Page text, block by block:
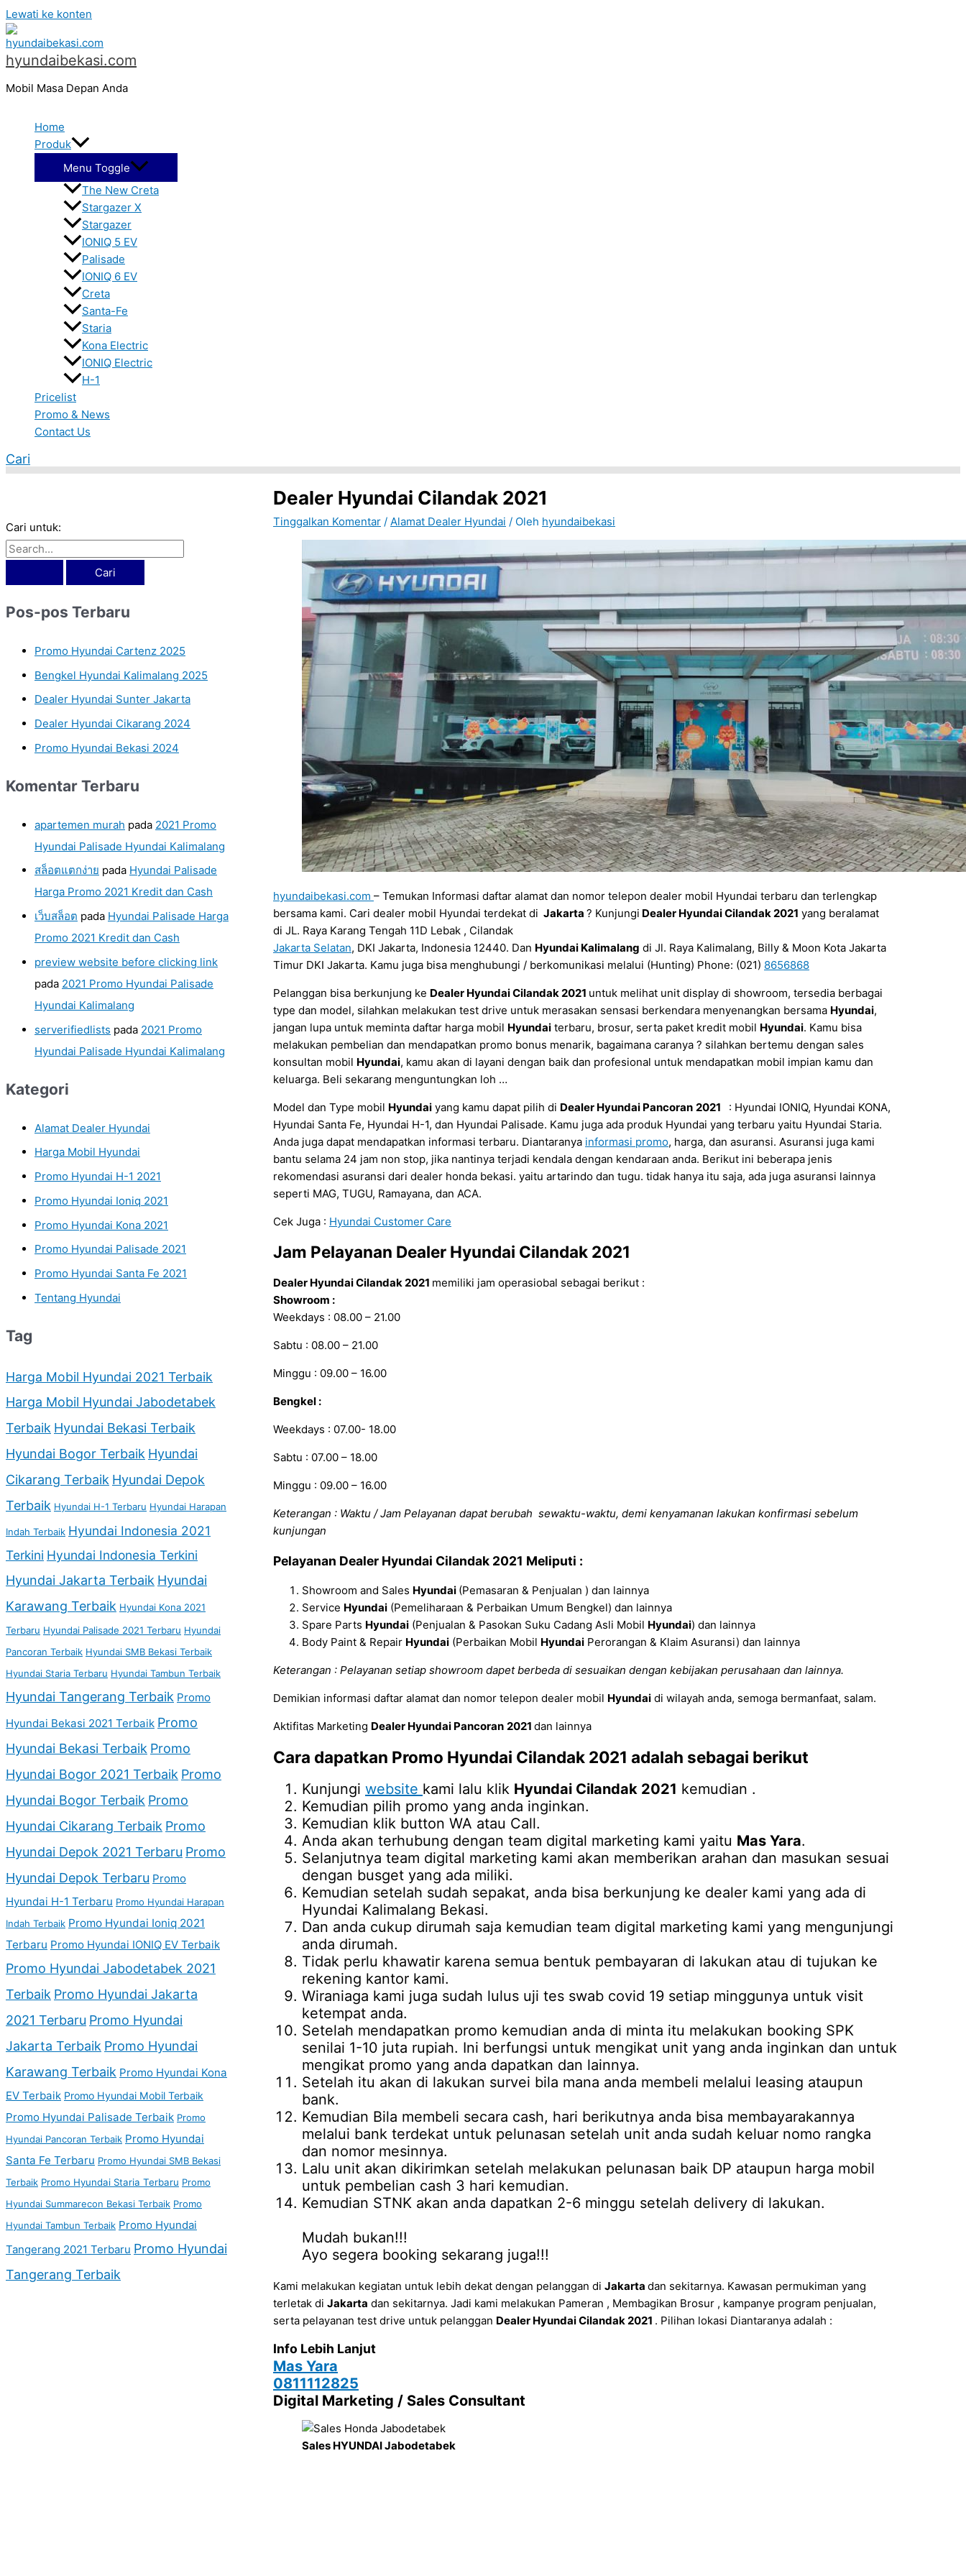
Lewati ke konten
hyundaibekasi.com
Mobil Masa Depan Anda
Home
Produk
Menu Toggle
The New Creta
Stargazer X
Stargazer
IONIQ 5 EV
Palisade
IONIQ 6 EV
Creta
Santa-Fe
Staria
Kona Electric
IONIQ Electric
H-1
Pricelist
Promo & News
Contact Us
Cari
Cari untuk:
Pos-pos Terbaru
Promo Hyundai Cartenz 2025
Bengkel Hyundai Kalimalang 2025
Dealer Hyundai Sunter Jakarta
Dealer Hyundai Cikarang 2024
Promo Hyundai Bekasi 2024
Komentar Terbaru
apartemen murah pada 2021 Promo
Hyundai Palisade Hyundai Kalimalang
สล็อตแตกง่าย pada Hyundai Palisade
Harga Promo 2021 Kredit dan Cash
เว็บสล็อต pada Hyundai Palisade Harga
Promo 2021 Kredit dan Cash
preview website before clicking link
pada 2021 Promo Hyundai Palisade
Hyundai Kalimalang
serverifiedlists pada 2021 Promo
Hyundai Palisade Hyundai Kalimalang
Kategori
Alamat Dealer Hyundai
Harga Mobil Hyundai
Promo Hyundai H-1 2021
Promo Hyundai Ioniq 2021
Promo Hyundai Kona 2021
Promo Hyundai Palisade 2021
Promo Hyundai Santa Fe 2021
Tentang Hyundai
Tag
Harga Mobil Hyundai 2021 Terbaik
Harga Mobil Hyundai Jabodetabek
Terbaik Hyundai Bekasi Terbaik
Hyundai Bogor Terbaik Hyundai
Cikarang Terbaik Hyundai Depok
Terbaik Hyundai H-1 Terbaru Hyundai Harapan
Indah Terbaik Hyundai Indonesia 2021
Terkini Hyundai Indonesia Terkini
Hyundai Jakarta Terbaik Hyundai
Karawang Terbaik Hyundai Kona 2021
Terbaru Hyundai Palisade 2021 Terbaru Hyundai
Pancoran Terbaik Hyundai SMB Bekasi Terbaik
Hyundai Staria Terbaru Hyundai Tambun Terbaik
Hyundai Tangerang Terbaik Promo
Hyundai Bekasi 2021 Terbaik Promo
Hyundai Bekasi Terbaik Promo
Hyundai Bogor 2021 Terbaik Promo
Hyundai Bogor Terbaik Promo
Hyundai Cikarang Terbaik Promo
Hyundai Depok 2021 Terbaru Promo
Hyundai Depok Terbaru Promo
Hyundai H-1 Terbaru Promo Hyundai Harapan
Indah Terbaik Promo Hyundai Ioniq 2021
Terbaru Promo Hyundai IONIQ EV Terbaik
Promo Hyundai Jabodetabek 2021
Terbaik Promo Hyundai Jakarta
2021 Terbaru Promo Hyundai
Jakarta Terbaik Promo Hyundai
Karawang Terbaik Promo Hyundai Kona
EV Terbaik Promo Hyundai Mobil Terbaik
Promo Hyundai Palisade Terbaik Promo
Hyundai Pancoran Terbaik Promo Hyundai
Santa Fe Terbaru Promo Hyundai SMB Bekasi
Terbaik Promo Hyundai Staria Terbaru Promo
Hyundai Summarecon Bekasi Terbaik Promo
Hyundai Tambun Terbaik Promo Hyundai
Tangerang 2021 Terbaru Promo Hyundai
Tangerang Terbaik
Dealer Hyundai Cilandak 2021
Tinggalkan Komentar / Alamat Dealer Hyundai / Oleh hyundaibekasi
hyundaibekasi.com – Temukan Informasi daftar alamat dan nomor telepon dealer mobil Hyundai terbaru dan terlengkap
bersama kami. Cari dealer mobil Hyundai terdekat di Jakarta ? Kunjungi Dealer Hyundai Cilandak 2021 yang beralamat
di JL. Raya Karang Tengah 11D Lebak , Cilandak
Jakarta Selatan, DKI Jakarta, Indonesia 12440. Dan Hyundai Kalimalang di Jl. Raya Kalimalang, Billy & Moon Kota Jakarta
Timur DKI Jakarta. Kamu juga bisa menghubungi / berkomunikasi melalui (Hunting) Phone: (021) 8656868
Pelanggan bisa berkunjung ke Dealer HyundaiCilandak 2021 untuk melihat unit display di showroom, tersedia berbagai
type dan model, silahkan melakukan test drive untuk merasakan sensasi berkendara menyenangkan bersama Hyundai,
jangan lupa untuk meminta daftar harga mobil Hyundai terbaru, brosur, serta paket kredit mobil Hyundai. Kamu bisa
melakukan pembelian dan mendapatkan promo bonus menarik, bagaimana caranya ? silahkan bertemu dengan sales
konsultan mobil Hyundai, kamu akan di layani dengan baik dan profesional untuk mendapatkan mobil impian kamu dan
keluarga. Beli sekarang menguntungkan loh …
Model dan Type mobil Hyundai yang kamu dapat pilih di Dealer Hyundai Pancoran 2021
: Hyundai IONIQ, Hyundai KONA,
Hyundai Santa Fe, Hyundai H-1, dan Hyundai Palisade. Kamu juga ada produk Hyundai yang terbaru yaitu Hyundai Staria.
Anda juga dapat mendapatkan informasi terbaru. Diantaranya informasi promo, harga, dan asuransi. Asuransi juga kami
bantu selama 24 jam non stop, jika nantinya terjadi kendala dengan kendaraan anda. Berikut ini beberapa jenis
rekomendasi asuransi dari dealer honda bekasi. yaitu artarindo dan tugu. tidak hanya itu saja, ada juga asuransi lainnya
seperti MAG, TUGU, Ramayana, dan ACA.
Cek Juga : Hyundai Customer Care
Jam Pelayanan Dealer Hyundai Cilandak 2021
Dealer Hyundai Cilandak2021 memiliki jam operasiobal sebagai berikut :
Showroom :
Weekdays : 08.00 – 21.00
Sabtu : 08.00 – 21.00
Minggu : 09.00 – 16.00
Bengkel :
Weekdays : 07.00- 18.00
Sabtu : 07.00 – 18.00
Minggu : 09.00 – 16.00
Keterangan : Waktu / Jam Pelayanan dapat berubah sewaktu-waktu, demi kenyamanan lakukan konfirmasi sebelum
kunjungan
Pelayanan Dealer Hyundai Cilandak 2021 Meliputi :
Showroom and Sales Hyundai (Pemasaran & Penjualan ) dan lainnya
Service Hyundai (Pemeliharaan & Perbaikan Umum Bengkel) dan lainnya
Spare Parts Hyundai (Penjualan & Pasokan Suku Cadang Asli Mobil Hyundai) dan lainnya
Body Paint & Repair Hyundai (Perbaikan Mobil Hyundai Perorangan & Klaim Asuransi) dan lainnya
Keterangan : Pelayanan setiap showroom dapet berbeda di sesuaikan dengan kebijakan perusahaan dan lainnya.
Demikian informasi daftar alamat dan nomor telepon dealer mobil Hyundai di wilayah anda, semoga bermanfaat, salam.
Aktifitas Marketing Dealer Hyundai Pancoran 2021 dan lainnya
Cara dapatkan Promo Hyundai Cilandak 2021 adalah sebagai berikut
Kunjungi website kami lalu klik Hyundai Cilandak 2021 kemudian .
Kemudian pilih promo yang anda inginkan.
Kemudian klik button WA atau Call.
Anda akan terhubung dengan team digital marketing kami yaitu Mas Yara.
Selanjutnya team digital marketing kami akan memberikan arahan dan masukan sesuai
dengan busget yang ada miliki.
Kemudian setelah sudah sepakat, anda bisa berkunjung ke dealer kami yang ada di
Hyundai Kalimalang Bekasi.
Dan anda cukup dirumah saja kemudian team digital marketing kami yang mengunjungi
anda dirumah.
Tidak perlu khawatir karena semua bentuk pembayaran di lakukan atau di tujukan ke
rekening kantor kami.
Wiraniaga kami juga sudah lulus uji tes swab covid 19 setiap minggunya untuk visit
ketempat anda.
Setelah mendapatkan promo kemudian anda di minta itu melakukan booking SPK
senilai 1-10 juta rupiah. Ini berfungsi untuk mengikat unit yang anda inginkan dan untuk
mengikat promo yang anda dapatkan dan lainnya.
Setelah itu akan di lakukan survei bila mana anda membeli melalui leasing ataupun
bank.
Kemudian Bila membeli secara cash, hari berikutnya anda bisa membayarakannya
melalui bank terdekat untuk pelunasan setelah unit anda sudah keluar nomo rangka
dan nomor mesinnya.
Lalu unit akan dikirimkan setelah melakukan pelunasan baik DP ataupun harga mobil
untuk pembelian cash 3 hari kemudian.
Kemudian STNK akan anda dapatkan 2-6 minggu setelah delivery di lakukan.
Mudah bukan!!!
Ayo segera booking sekarang juga!!!
Kami melakukan kegiatan untuk lebih dekat dengan pelanggan di Jakarta dan sekitarnya. Kawasan permukiman yang
terletak di Jakarta dan sekitarnya. Jadi kami melakukan Pameran , Membagikan Brosur , kampanye program penjualan,
serta pelayanan test drive untuk pelanggan Dealer Hyundai Cilandak 2021 . Pilihan lokasi Diantaranya adalah :
Info Lebih Lanjut
Mas Yara
0811112825
Digital Marketing / Sales Consultant
Sales HYUNDAI Jabodetabek